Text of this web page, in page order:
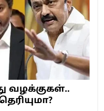
வழக்குகள்..